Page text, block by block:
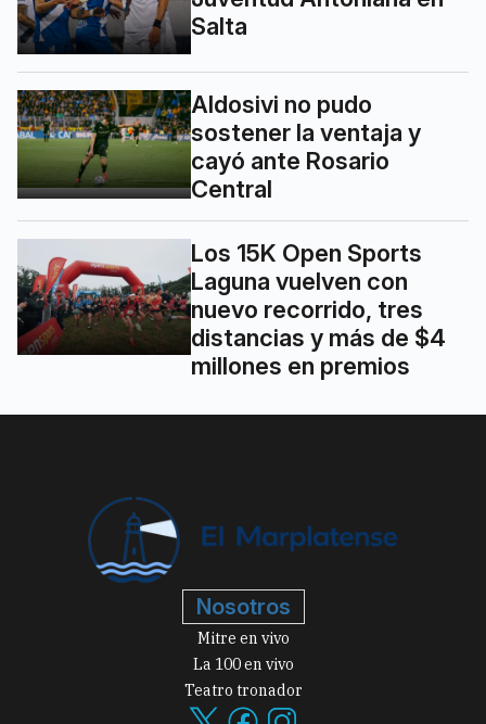
Salta
Aldosivi no pudo
sostener la ventaja y
cayó ante Rosario
Central
Los 15K Open Sports
Laguna vuelven con
nuevo recorrido, tres
distancias y más de $4
millones en premios
Nosotros
Mitre en vivo
La 100 en vivo
Teatro tronador